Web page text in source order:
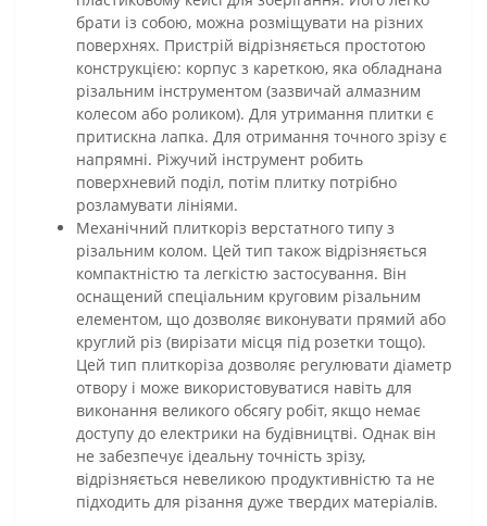
брати із собою, можна розміщувати на різних
поверхнях. Пристрій відрізняється простотою
конструкцією: корпус з кареткою, яка обладнана
різальним інструментом (зазвичай алмазним
колесом або роликом). Для утримання плитки є
притискна лапка. Для отримання точного зрізу є
напрямні. Ріжучий інструмент робить
поверхневий поділ, потім плитку потрібно
розламувати лініями.
Механічний плиткоріз верстатного типу з
різальним колом. Цей тип також відрізняється
компактністю та легкістю застосування. Він
оснащений спеціальним круговим різальним
елементом, що дозволяє виконувати прямий або
круглий різ (вирізати місця під розетки тощо).
Цей тип плиткоріза дозволяє регулювати діаметр
отвору і може використовуватися навіть для
виконання великого обсягу робіт, якщо немає
доступу до електрики на будівництві. Однак він
не забезпечує ідеальну точність зрізу,
відрізняється невеликою продуктивністю та не
підходить для різання дуже твердих матеріалів.